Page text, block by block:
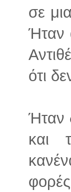
σε
Ήταν
ότι
Ήταν
και